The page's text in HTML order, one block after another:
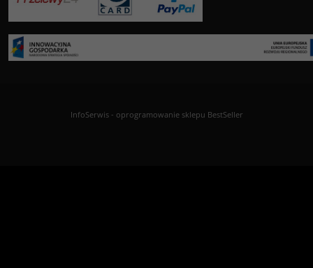
InfoSerwis- oprogramowanie sklepu BestSeller